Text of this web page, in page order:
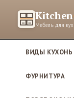
е
Kitchen
Мебель для
ВИДЫ КУХОНЬ
ФУРНИТУРА